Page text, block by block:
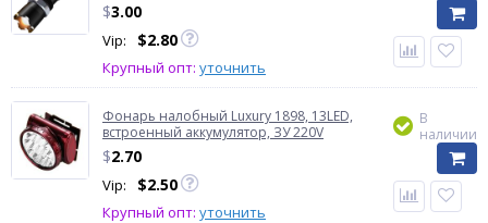
$3.00
Vip: $2.80
Крупный опт: уточнить
Фонарь налобный Luxury 1898, 13LED,
встроенный аккумулятор, ЗУ 220V
$2.70
Vip: $2.50
Крупный опт: уточнить
В
наличии